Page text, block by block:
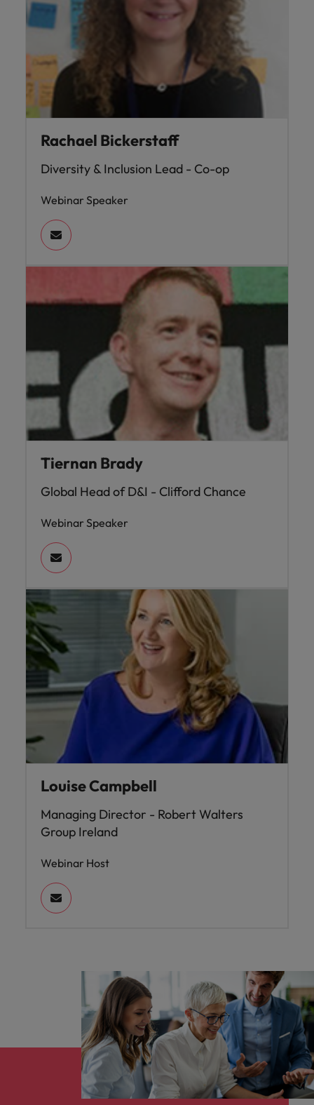
Rachael Bickerstaff
Diversity & Inclusion Lead - Co-op
Webinar Speaker
Tiernan Brady
Global Head of D&I - Clifford Chance
Webinar Speaker
Louise Campbell
Managing Director - Robert Walters
Group Ireland
Webinar Host